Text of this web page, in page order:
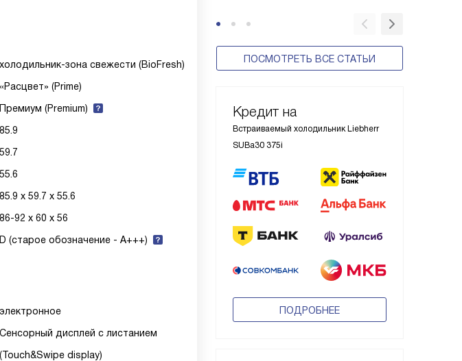
ПОСМОТРЕТЬ ВСЕ СТАТЬИ
Кредит на
Встраиваемый холодильник Liebherr
SUBa30 375i
ПОДРОБНЕЕ
холодильник-зона свежести (BioFresh)
«Расцвет» (Prime)
Премиум (Premium)
85.9
59.7
55.6
85.9 х 59.7 х 55.6
86-92 х 60 х 56
D (старое обозначение - A+++)
электронное
Сенсорный дисплей с листанием
(Touch&Swipe display)